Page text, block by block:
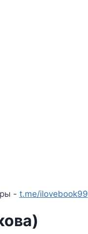
- t.me/ilovebook99